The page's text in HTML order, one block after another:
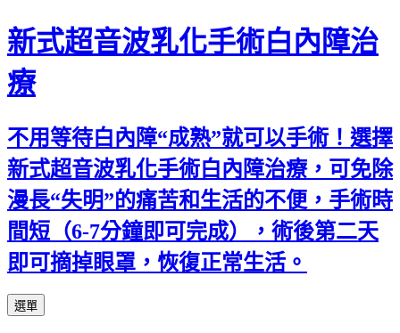
新式超音波乳化手術白內障治
療
不用等待白內障“成熟”就可以手術！選擇
新式超音波乳化手術白內障治療，可免除
漫長“失明”的痛苦和生活的不便，手術時
間短（6-7分鐘即可完成），術後第二天
即可摘掉眼罩，恢復正常生活。
選單